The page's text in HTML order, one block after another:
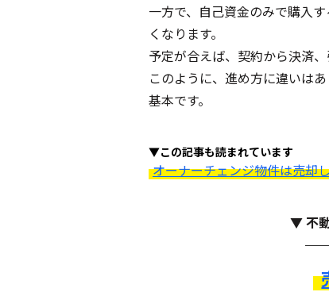
一方で、自己資金のみで購入
くなります。
予定が合えば、契約から決済
このように、進め方に違いは
基本です。
▼この記事も読まれています
オーナーチェンジ物件は売却
▼ 不